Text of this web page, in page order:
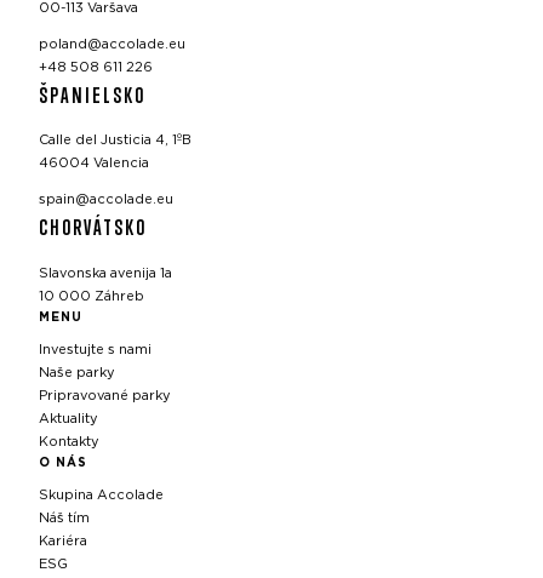
00-113 Varšava
poland@accolade.eu
+48 508 611 226
ŠPANIELSKO
Calle del Justicia 4, 1ºB
46004 Valencia
spain@accolade.eu
CHORVÁTSKO
Slavonska avenija 1a
10 000 Záhreb
MENU
Investujte s nami
Naše parky
Pripravované parky
Aktuality
Kontakty
O NÁS
Skupina Accolade
Náš tím
Kariéra
ESG